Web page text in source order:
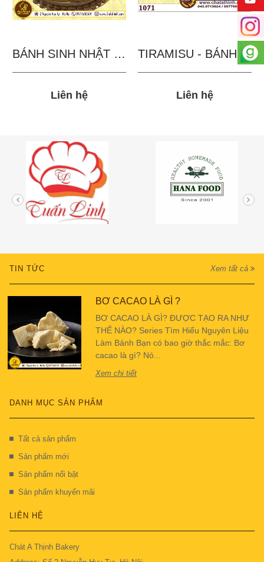
BÁNH SINH NHẬT IN...
Liên hệ
TIRAMISU - BÁNH TẶNG...
Liên hệ
TIN TỨC Xem tất cả
BƠ CACAO LÀ GÌ ?
BƠ CACAO LÀ GÌ? ĐƯỢC TẠO RA NHƯ
THẾ NÀO? Series Tìm Hiểu Nguyên Liệu
Làm Bánh Bạn có bao giờ thắc mắc: Bơ
cacao là gì? Nó...
Xem chi tiết
DANH MỤC SẢN PHẨM
Tất cả sản phẩm
Sản phẩm mới
Sản phẩm nổi bật
Sản phẩm khuyến mãi
LIÊN HỆ
Chát A Thịnh Bakery